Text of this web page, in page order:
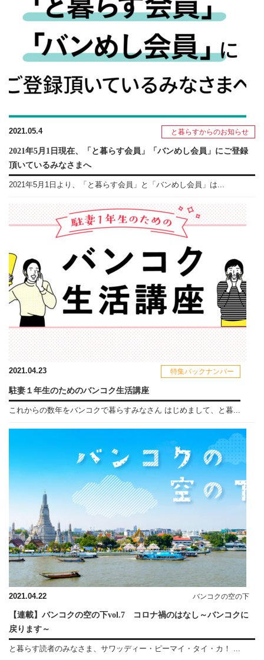
2021.05.4 と暮らすからのお知らせ
2021年5月1日現在、「と暮らす会員」「バンめし会員」にご登録
頂いているみなさまへ
2021年5月1日より、「と暮らす会員」と「バンめし会員」は...
2021.04.23 特集バックナンバー
駐妻１年生のためのバンコク生活講座
これからの数年をバンコクで暮らすみなさん はじめまして、と暮...
2021.04.22 バンコクの空の下
【連載】バンコクの空の下vol.7 コロナ禍のはなし～バンコクに
戻ります～
と暮らす読者のみなさま、サワッディー・ピーマイ・タイ・カ！ ...